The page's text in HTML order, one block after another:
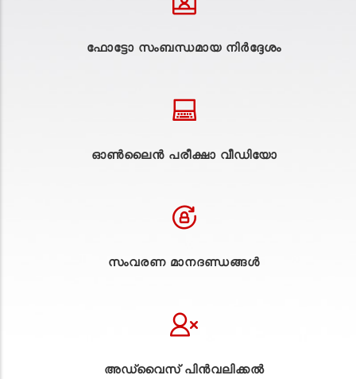
ഫോട്ടോ സംബന്ധമായ നിർദ്ദേശം
ഓൺലൈൻ പരീക്ഷാ വീഡിയോ
സംവരണ മാനദണ്ഡങ്ങൾ
അഡ്വൈസ് പിൻവലിക്കൽ